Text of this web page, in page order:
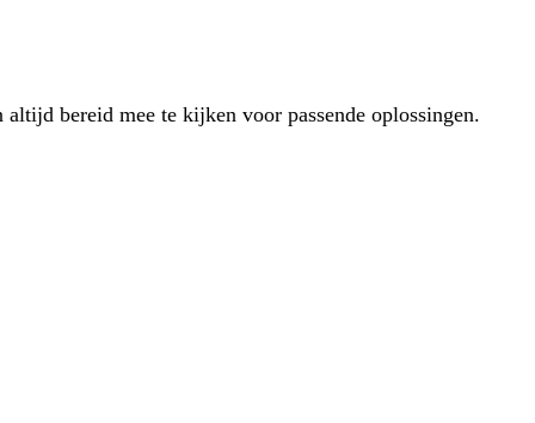
bereid mee te kijken voor passende oplossingen.